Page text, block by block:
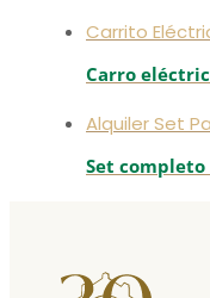
Carrito
Carro
Alquiler Set
Set completo